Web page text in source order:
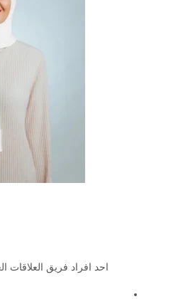
احد افراد فريق العلاقات